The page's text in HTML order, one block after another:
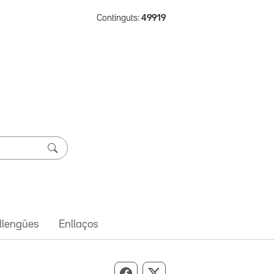
Continguts: 49919
Enllaços